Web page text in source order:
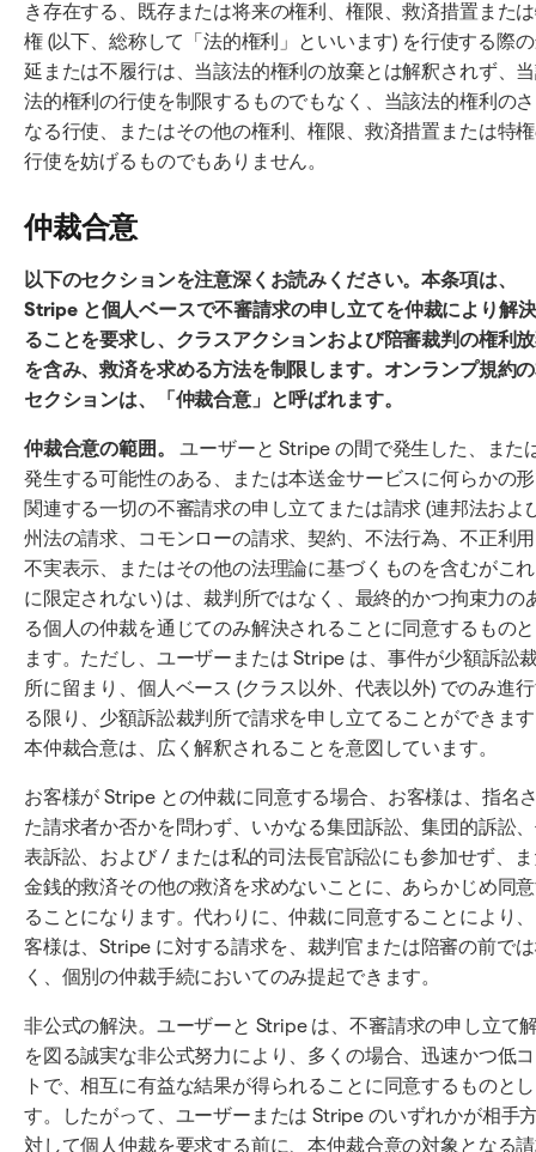
き存在する、既存または将来の権利、権限、救済措置また
権 (以下、総称して「法的権利」といいます) を行使する際
延または不履行は、当該法的権利の放棄とは解釈されず、
法的権利の行使を制限するものでもなく、当該法的権利の
なる行使、またはその他の権利、権限、救済措置または特
行使を妨げるものでもありません。
仲裁合意
以下のセクションを注意深くお読みください。本条項は、
Stripe と個人ベースで不審請求の申し立てを仲裁により解
ることを要求し、クラスアクションおよび陪審裁判の権利
を含み、救済を求める方法を制限します。オンランプ規約
セクションは、「仲裁合意」と呼ばれます。
仲裁合意の範囲。
ユーザーと Stripe の間で発生した、また
発生する可能性のある、または本送金サービスに何らかの
関連する一切の不審請求の申し立てまたは請求 (連邦法およ
州法の請求、コモンローの請求、契約、不法行為、不正利
不実表示、またはその他の法理論に基づくものを含むがこ
に限定されない) は、裁判所ではなく、最終的かつ拘束力の
る個人の仲裁を通じてのみ解決されることに同意するもの
ます。ただし、ユーザーまたは Stripe は、事件が少額訴訟
所に留まり、個人ベース (クラス以外、代表以外) でのみ進
る限り、少額訴訟裁判所で請求を申し立てることができま
本仲裁合意は、広く解釈されることを意図しています。
お客様が Stripe との仲裁に同意する場合、お客様は、指名
た請求者か否かを問わず、いかなる集団訴訟、集団的訴訟
表訴訟、および / または私的司法長官訴訟にも参加せず、
金銭的救済その他の救済を求めないことに、あらかじめ同
ることになります。代わりに、仲裁に同意することにより
客様は、Stripe に対する請求を、裁判官または陪審の前で
く、個別の仲裁手続においてのみ提起できます。
非公式の解決。ユーザーと Stripe は、不審請求の申し立て
を図る誠実な非公式努力により、多くの場合、迅速かつ低
トで、相互に有益な結果が得られることに同意するものと
す。したがって、ユーザーまたは Stripe のいずれかが相手
対して個人仲裁を要求する前に、本仲裁合意の対象となる